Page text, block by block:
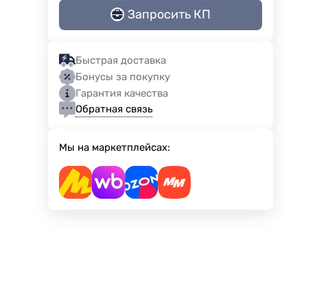
Запросить КП
Быстрая доставка
Бонусы за покупку
Гарантия качества
Обратная связь
Мы на маркетплейсах: